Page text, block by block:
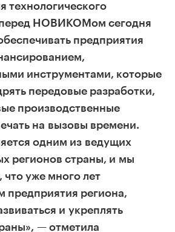
технологического
НОВИКОМом сегодня
предприятия
инструментами, которые
передовые разработки,
производственные
на вызовы времени.
одним из ведущих
регионов страны, и мы
что уже много лет
предприятия региона,
и укреплять
— отметила